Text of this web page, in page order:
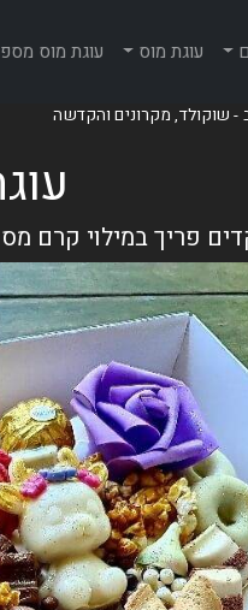
עוגת מוס עוגת מוס
- שוקולד, מקרונים והקדשה
פריך במילוי קרם